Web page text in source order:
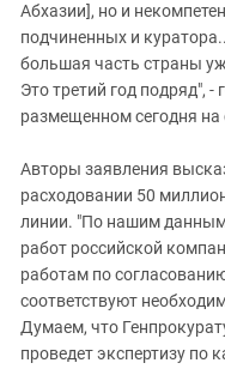
Абхазии], но и
подчиненных и
большая часть страны
Это третий год подряд", -
размещенном сегодня на
Авторы заявления
расходовании 50
линии. "По нашим
работ российской
работам по
соответствуют
Думаем, что
проведет экспертизу по